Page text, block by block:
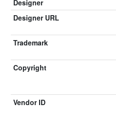
Designer
Designer URL
Trademark
Copyright
Vendor ID